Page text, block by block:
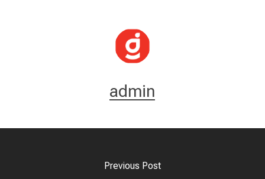
admin
Previous Post